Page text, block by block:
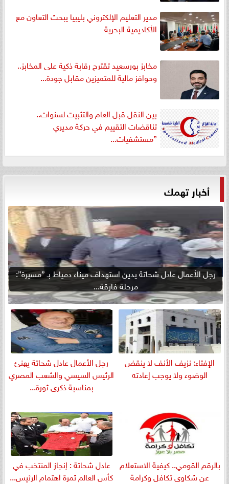
مدير التعليم الإلكتروني بليبيا يبحث التعاون مع
الأكاديمية البحرية
مخابز بورسعيد تقترح رقابة ذكية على المخابز..
وحوافز مالية للمتميزين مقابل جودة...
بين النقل قبل العام والتثبيت لسنوات..
تناقضات التقييم في حركة مديري
”مستشفيات...
أخبار تهمك
رجل الأعمال عادل شحاتة يدين استهداف ميناء دمياط بـ ”مسيرة”:
مرحلة فارقة...
الإفتاء: نزيف الأنف لا ينقض
الوضوء ولا يوجب إعادته
رجل الأعمال عادل شحاتة يهنئ
الرئيس السيسي والشعب المصري
بمناسبة ذكرى ثورة...
بالرقم القومي.. كيفية الاستعلام
عن شكاوى تكافل وكرامة
عادل شحاتة : إنجاز المنتخب في
كأس العالم ثمرة اهتمام الرئيس...